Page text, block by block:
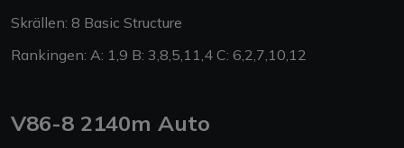
Skrällen: 8 Basic Structure
Rankingen: A: 1,9 B: 3,8,5,11,4 C: 6,2,7,10,12
V86-8 2140m Auto